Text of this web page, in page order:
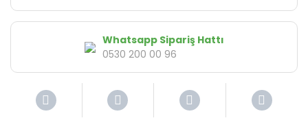
Whatsapp Sipariş Hattı
0530 200 00 96